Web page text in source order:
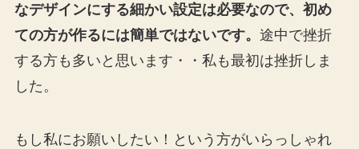
なデザインにする細かい設定は必要なので、初め
ての方が作るには簡単ではないです。 途中で挫折
する方も多いと思います・・私も最初は挫折しま
した。
もし私にお願いしたい！という方がいらっしゃれ